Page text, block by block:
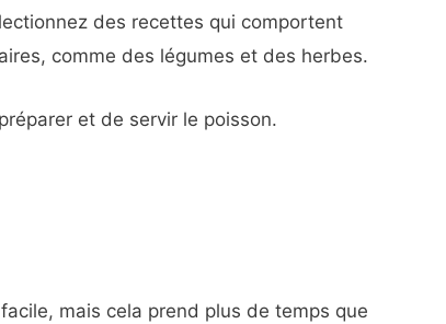
des recettes qui comportent
comme des légumes et des herbes.
et de servir le poisson.
mais cela prend plus de temps que